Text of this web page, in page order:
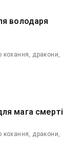
володаря
кохання, дракони,
мага смерті
кохання, дракони,